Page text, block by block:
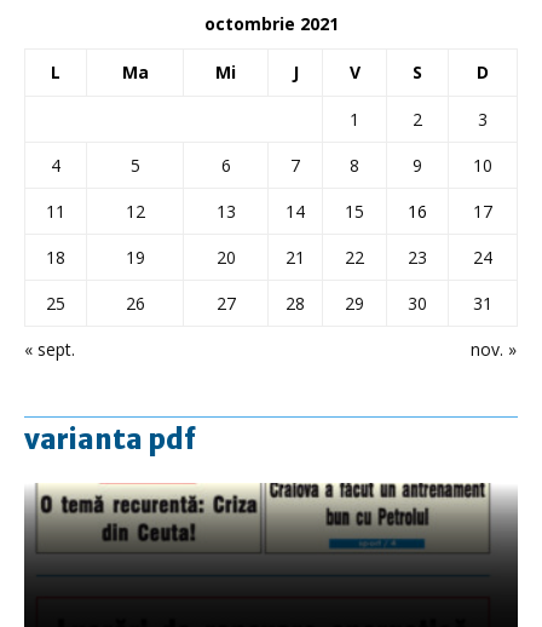
octombrie 2021
L Ma Mi J V S D
« sept. nov. »
1 2
3
4
5 6 7 8 9
10
11
12 13 14 15 16
17
18
19 20 21 22 23
24
25
26 27 28 29 30 31
varianta pdf